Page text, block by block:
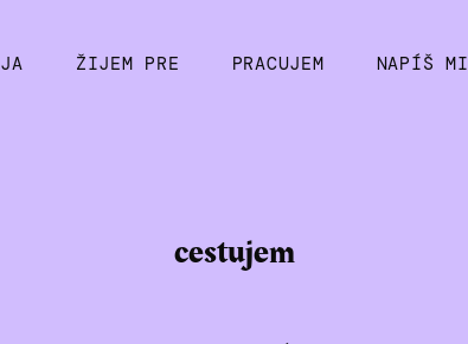
JA ŽIJEM PRE PRACUJEM NAPÍŠ MI
cestujem